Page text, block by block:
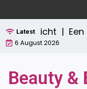
naar
de
inhoud
Latest |Een
6 August 2026
Beauty &